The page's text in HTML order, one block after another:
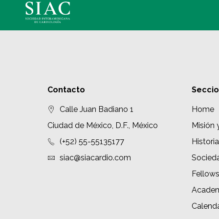
Contacto
Calle Juan Badiano 1
Ciudad de México, D.F., México
(+52) 55-55135177
siac@siacardio.com
Home
Misión
Historia
Fellows